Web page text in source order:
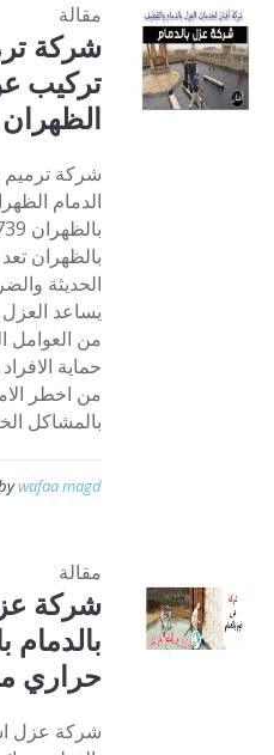
مقالة
شركة
تركيب
الظهران
شركة ترميم
الدمام
بالظهران
الحديثة
يساعد
من العوامل
حماية
من اخطر
بالمشاكل
wafaa magd
مقالة
شركة
حراري
شركة عزل